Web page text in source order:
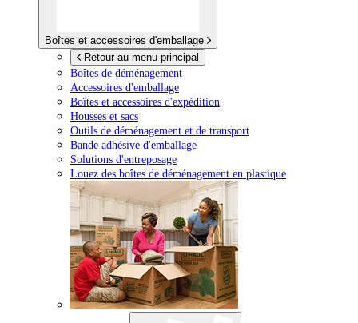
Boîtes et accessoires d'emballage
Retour au menu principal
Boîtes de déménagement
Accessoires d'emballage
Boîtes et accessoires d'expédition
Housses et sacs
Outils de déménagement et de transport
Bande adhésive d'emballage
Solutions d'entreposage
Louez des boîtes de déménagement en plastique